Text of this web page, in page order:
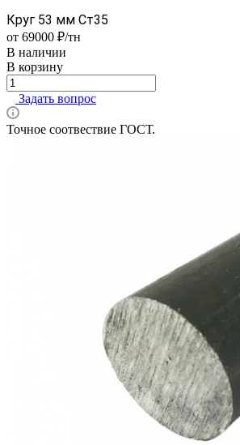
Круг 53 мм Ст35
от 69000 ₽/тн
В наличии
В корзину
Задать вопрос
Точное соотвествие ГОСТ.